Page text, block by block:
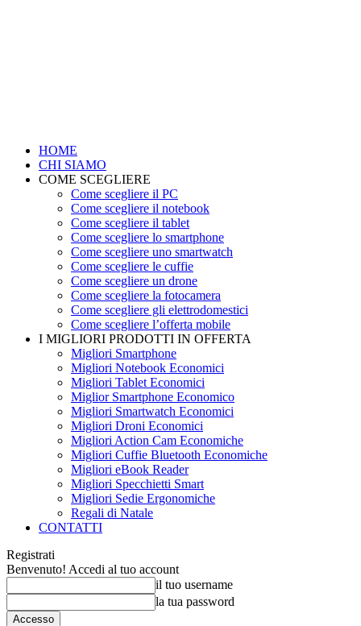
HOME
CHI SIAMO
COME SCEGLIERE
Come scegliere il PC
Come scegliere il notebook
Come scegliere il tablet
Come scegliere lo smartphone
Come scegliere uno smartwatch
Come scegliere le cuffie
Come scegliere un drone
Come scegliere la fotocamera
Come scegliere gli elettrodomestici
Come scegliere l’offerta mobile
I MIGLIORI PRODOTTI IN OFFERTA
Migliori Smartphone
Migliori Notebook Economici
Migliori Tablet Economici
Miglior Smartphone Economico
Migliori Smartwatch Economici
Migliori Droni Economici
Migliori Action Cam Economiche
Migliori Cuffie Bluetooth Economiche
Migliori eBook Reader
Migliori Specchietti Smart
Migliori Sedie Ergonomiche
Regali di Natale
CONTATTI
Registrati
Benvenuto! Accedi al tuo account
il tuo username
la tua password